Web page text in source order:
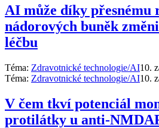
AI může díky přesnému
nádorových buněk
léčbu
Téma: Zdravotnické technologie/AI10.
Téma: Zdravotnické technologie/AI10.
V čem tkví potenciál
protilátky u anti-